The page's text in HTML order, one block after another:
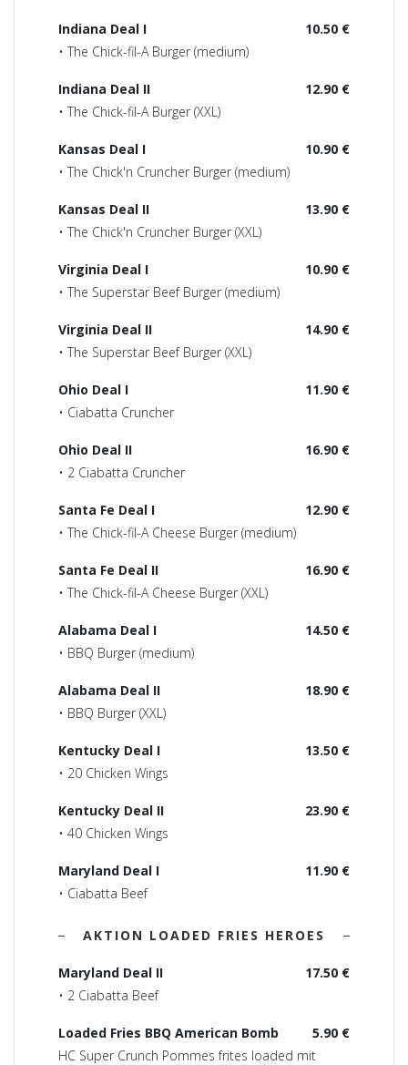
10.50 €
Indiana Deal I
• The Chick-fil-A Burger (medium)
12.90 €
Indiana Deal II
• The Chick-fil-A Burger (XXL)
10.90 €
Kansas Deal I
• The Chick'n Cruncher Burger (medium)
13.90 €
Kansas Deal II
• The Chick'n Cruncher Burger (XXL)
10.90 €
Virginia Deal I
• The Superstar Beef Burger (medium)
14.90 €
Virginia Deal II
• The Superstar Beef Burger (XXL)
11.90 €
Ohio Deal I
• Ciabatta Cruncher
16.90 €
Ohio Deal II
• 2 Ciabatta Cruncher
12.90 €
Santa Fe Deal I
• The Chick-fil-A Cheese Burger (medium)
16.90 €
Santa Fe Deal II
• The Chick-fil-A Cheese Burger (XXL)
14.50 €
Alabama Deal I
• BBQ Burger (medium)
18.90 €
Alabama Deal II
• BBQ Burger (XXL)
13.50 €
Kentucky Deal I
• 20 Chicken Wings
23.90 €
Kentucky Deal II
• 40 Chicken Wings
11.90 €
Maryland Deal I
• Ciabatta Beef
AKTION LOADED FRIES HEROES
17.50 €
Maryland Deal II
• 2 Ciabatta Beef
5.90 €
Loaded Fries BBQ American Bomb
HC Super Crunch Pommes frites loaded mit